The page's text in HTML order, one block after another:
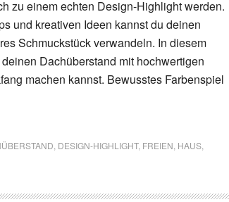
zu einem echten Design-Highlight werden.
und kreativen Ideen kannst du deinen
Schmuckstück verwandeln. In diesem
Dachüberstand mit hochwertigen
machen kannst. Bewusstes Farbenspiel
DESIGN-HIGHLIGHT, FREIEN HAUS